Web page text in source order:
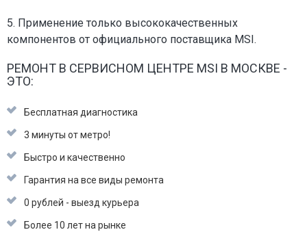
5. Применение только высококачественных
компонентов от официального поставщика MSI.
РЕМОНТ В СЕРВИСНОМ ЦЕНТРЕ MSI В МОСКВЕ -
ЭТО:
Бесплатная диагностика
3 минуты от метро!
Быстро и качественно
Гарантия на все виды ремонта
0 рублей - выезд курьера
Более 10 лет на рынке